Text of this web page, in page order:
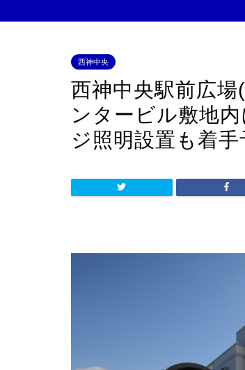
西神中央
西神中央駅前広
ンタービル敷地
ジ照明設置も着手